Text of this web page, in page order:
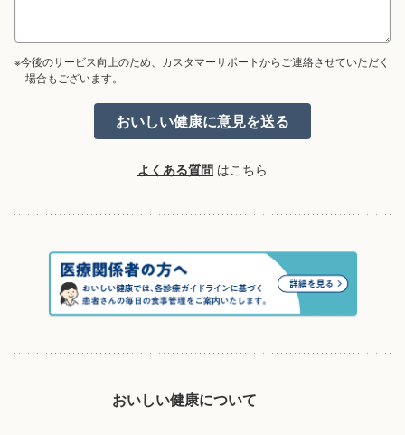
※今後のサービス向上のため、カスタマーサポートからご連絡させていただく
場合もございます。
よくある質問 はこちら
おいしい健康について